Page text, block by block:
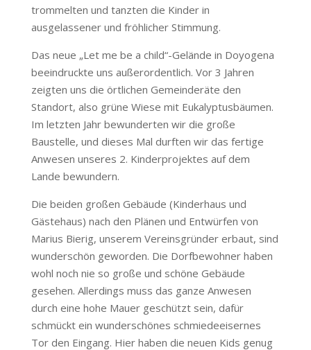
trommelten und tanzten die Kinder in
ausgelassener und fröhlicher Stimmung.
Das neue „Let me be a child“-Gelände in Doyogena
beeindruckte uns außerordentlich. Vor 3 Jahren
zeigten uns die örtlichen Gemeinderäte den
Standort, also grüne Wiese mit Eukalyptusbäumen.
Im letzten Jahr bewunderten wir die große
Baustelle, und dieses Mal durften wir das fertige
Anwesen unseres 2. Kinderprojektes auf dem
Lande bewundern.
Die beiden großen Gebäude (Kinderhaus und
Gästehaus) nach den Plänen und Entwürfen von
Marius Bierig, unserem Vereinsgründer erbaut, sind
wunderschön geworden. Die Dorfbewohner haben
wohl noch nie so große und schöne Gebäude
gesehen. Allerdings muss das ganze Anwesen
durch eine hohe Mauer geschützt sein, dafür
schmückt ein wunderschönes schmiedeeisernes
Tor den Eingang. Hier haben die neuen Kids genug